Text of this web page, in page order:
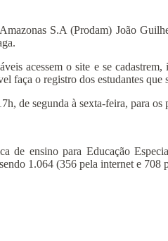
S.A (Prodam) João
acessem o site e se
faça o registro dos estudantes
de segunda à sexta-feira, para
de ensino para Educação
1.064 (356 pela internet e